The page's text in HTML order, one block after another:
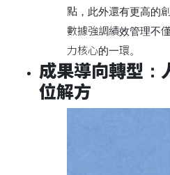
點，此外還有更高的
數據強調績效管理不
力核心的一環。
成果導向轉型：
位解方